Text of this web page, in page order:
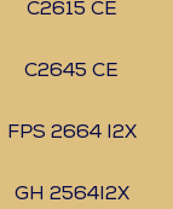
C2615 CE
C2645 CE
FPS 2664 I2X
GH 2564I2X